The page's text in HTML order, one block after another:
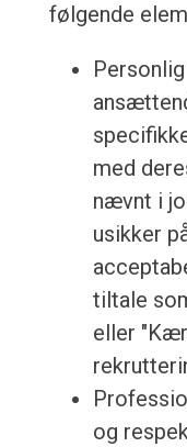
følgende
med
nævnt i
usikker
tiltale
eller
og